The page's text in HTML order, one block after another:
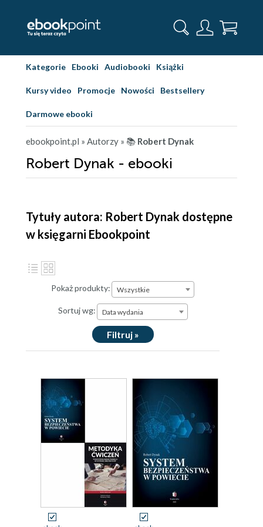
Kategorie Ebooki Audiobooki Książki
Kursy video Promocje Nowości Bestsellery
Darmowe ebooki
ebookpoint.pl » Autorzy » 📚 Robert Dynak
Robert Dynak - ebooki
Tytuły autora: Robert Dynak dostępne
w księgarni Ebookpoint
Pokaż produkty: Wszystkie
Sortuj wg: Data wydania
Filtruj »